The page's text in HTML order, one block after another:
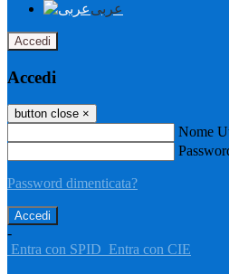
عربى
Accedi
Accedi
button close ×
Nome
Password dimenticata?
-
Entra con SPID Entra con CIE